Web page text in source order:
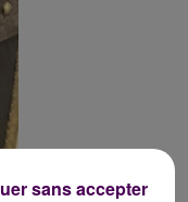
sans accepter